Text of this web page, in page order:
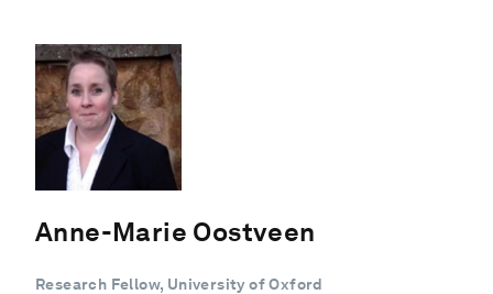
Anne-Marie Oostveen
Research Fellow, University of Oxford